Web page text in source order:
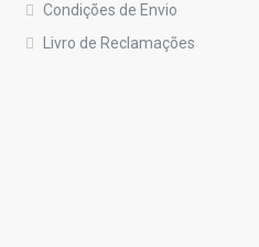
Condições de Envio
Livro de Reclamações